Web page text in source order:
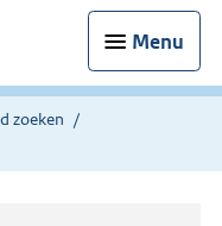
Menu
zoeken